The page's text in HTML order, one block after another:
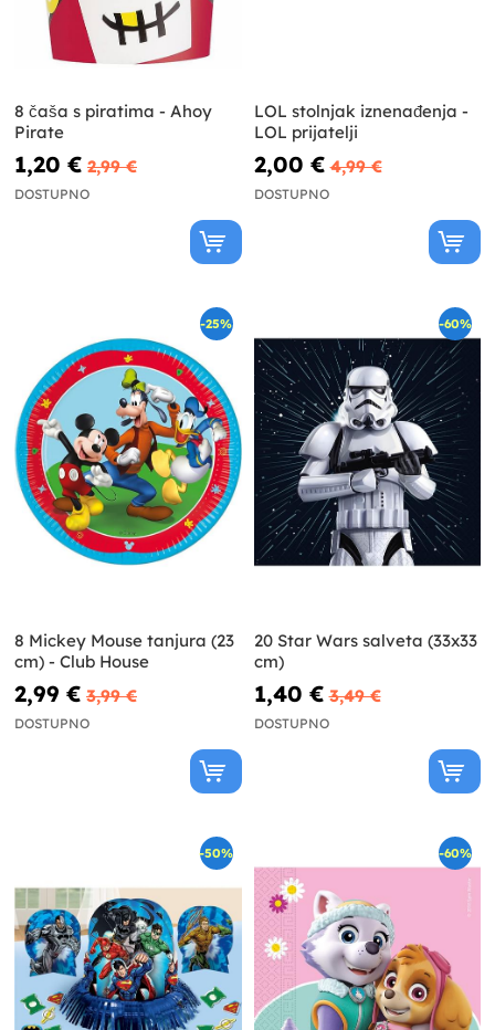
8 čaša s piratima - Ahoy
Pirate
1,20 € 2,99 €
DOSTUPNO
LOL stolnjak iznenađenja -
LOL prijatelji
2,00 € 4,99 €
DOSTUPNO
-25%
8 Mickey Mouse tanjura (23
cm) - Club House
2,99 € 3,99 €
DOSTUPNO
-60%
20 Star Wars salveta (33x33
cm)
1,40 € 3,49 €
DOSTUPNO
-50% -60%